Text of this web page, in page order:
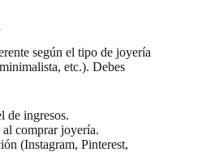
según el tipo de joyería
etc.). Debes
de ingresos.
comprar joyería.
(Instagram, Pinterest,